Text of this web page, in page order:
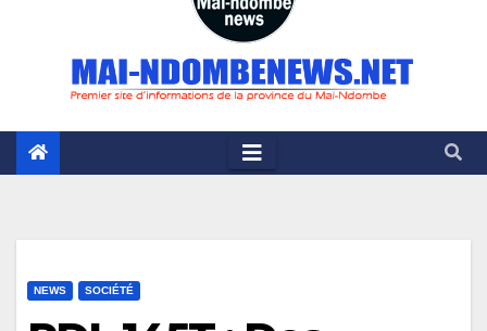
NEWS SOCIÉTÉ